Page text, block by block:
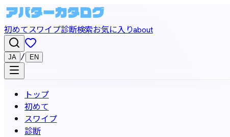
初めてスワイプ診断検索お気に入りabout
JA / EN
トップ
初めて
スワイプ
診断